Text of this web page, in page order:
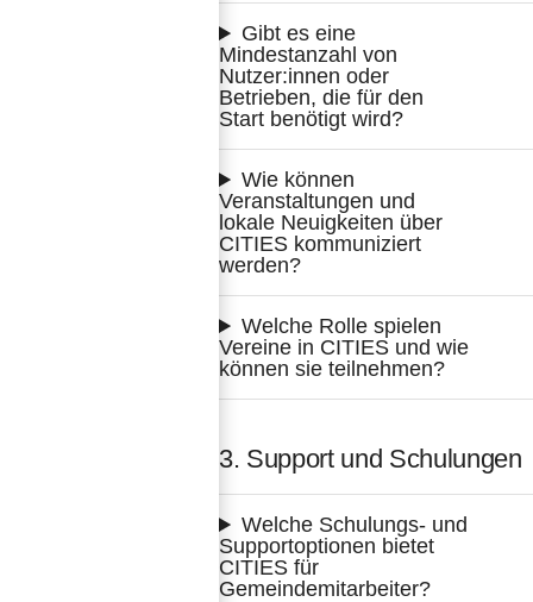
Gibt es eine
Mindestanzahl von
Nutzer:innen oder
Betrieben, die für den
Start benötigt wird?
Wie können
Veranstaltungen und
lokale Neuigkeiten über
CITIES kommuniziert
werden?
Welche Rolle spielen
Vereine in CITIES und wie
können sie teilnehmen?
3. Support und Schulungen
Welche Schulungs- und
Supportoptionen bietet
CITIES für
Gemeindemitarbeiter?